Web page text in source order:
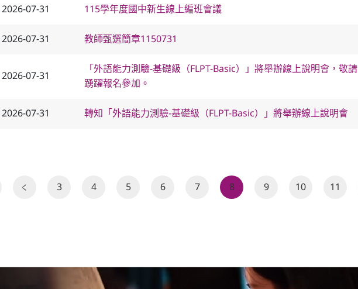
2026-07-31 115學年度國中新生線上編班會議
2026-07-31 教師甄選簡章1150731
2026-07-31
「外語能力測驗-基礎級（FLPT-Basic）」將舉辦線上說明會，敬請
踴躍報名參加。
2026-07-31 轉知「外語能力測驗-基礎級（FLPT-Basic）」將舉辦線上說明會
3 4 5 6 7 8 9 10 11